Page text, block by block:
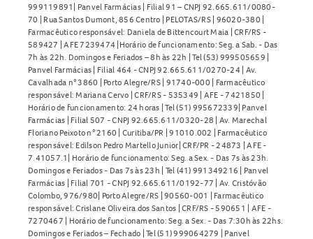
999119891| Panvel Farmácias | Filial 91 – CNPJ 92.665.611/0080-
70 | Rua Santos Dumont, 856 Centro | PELOTAS/RS | 96020-380 |
Farmacêutico responsável: Daniela de Bittencourt Maia | CRF/RS -
589427 | AFE 7239474 |Horário de funcionamento: Seg. a Sab. - Das
7h às 22h. Domingos e Feriados – 8h às 22h | Tel (53) 999505659 |
Panvel Farmácias | Filial 464 - CNPJ 92.665.611/0270-24 | Av.
Cavalhada n° 3860 | Porto Alegre/RS | 91740-000 | Farmacêutico
responsável: Mariana Cervo | CRF/RS - 535349 | AFE - 7421850 |
Horário de funcionamento: 24 horas | Tel (51) 995672339| Panvel
Farmácias | Filial 507 - CNPJ 92.665.611/0320-28 | Av. Marechal
Floriano Peixoto n° 2160 | Curitiba/PR | 91010.002 | Farmacêutico
responsável: Edilson Pedro Martello Junior| CRF/PR - 24873 | AFE -
7.41057.1| Horário de funcionamento: Seg. a Sex. - Das 7s às 23h.
Domingos e Feriados - Das 7s às 23h | Tel (41) 991349216 | Panvel
Farmácias | Filial 701 - CNPJ 92.665.611/0192-77 | Av. Cristóvão
Colombo, 976/980| Porto Alegre/RS | 90560-001 | Farmacêutico
responsável: Crislane Oliveira dos Santos | CRF/RS - 590651 | AFE -
7270467 | Horário de funcionamento: Seg. a Sex. - Das 7:30h às 22hs.
Domingos e Feriados – Fechado | Tel (51) 999064279 | Panvel